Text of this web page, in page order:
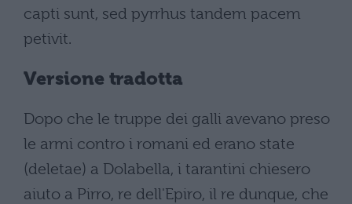
capti sunt, sed pyrrhus tandem pacem
petivit.
Versione tradotta
Dopo che le truppe dei galli avevano preso
le armi contro i romani ed erano state
(deletae) a Dolabella, i tarantini chiesero
aiuto a Pirro, re dell'Epiro, il re dunque, che